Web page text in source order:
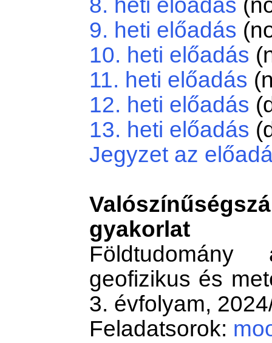
9. heti előadás
10. heti előadás
11. heti előadás
12. heti előadás
13. heti előadás
Jegyzet az
gyakorlat
Földtudomány
geofizikus és
3. évfolyam,
Feladatsorok: